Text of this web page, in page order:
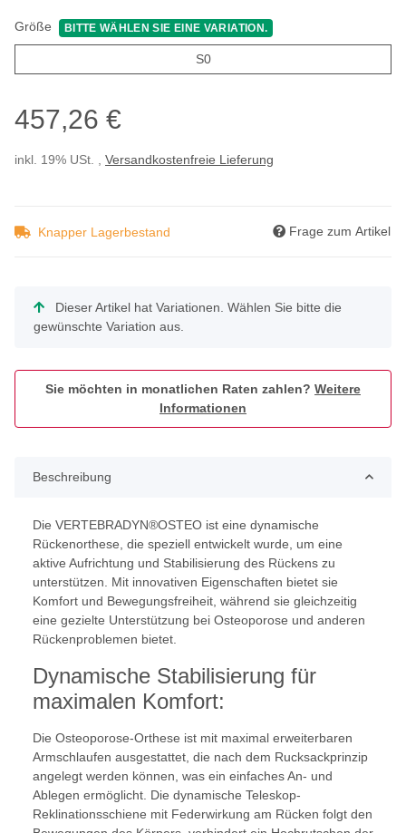
Größe BITTE WÄHLEN SIE EINE VARIATION.
S0S0
457,26 €
inkl. 19% USt. , Versandkostenfreie Lieferung
Knapper Lagerbestand Frage zum Artikel
x
Dieser Artikel hat Variationen. Wählen Sie bitte die
gewünschte Variation aus.
Sie möchten in monatlichen Raten zahlen? Weitere
Informationen
Beschreibung
Die VERTEBRADYN®OSTEO ist eine dynamische
Rückenorthese, die speziell entwickelt wurde, um eine
aktive Aufrichtung und Stabilisierung des Rückens zu
unterstützen. Mit innovativen Eigenschaften bietet sie
Komfort und Bewegungsfreiheit, während sie gleichzeitig
eine gezielte Unterstützung bei Osteoporose und anderen
Rückenproblemen bietet.
Dynamische Stabilisierung für
maximalen Komfort:
Die Osteoporose-Orthese ist mit maximal erweiterbaren
Armschlaufen ausgestattet, die nach dem Rucksackprinzip
angelegt werden können, was ein einfaches An- und
Ablegen ermöglicht. Die dynamische Teleskop-
Reklinationsschiene mit Federwirkung am Rücken folgt den